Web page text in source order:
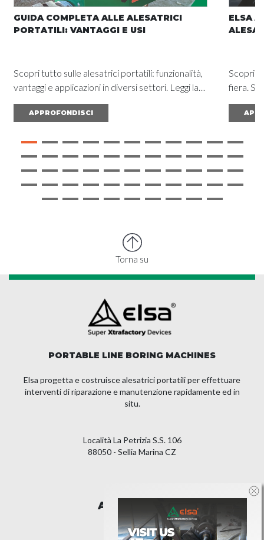
GUIDA COMPLETA ALLE ALESATRICI
PORTATILI: VANTAGGI E USI
Scopri tutto sulle alesatrici portatili: funzionalità,
vantaggi e applicazioni in diversi settori. Leggi la
APPROFONDISCI
ELSA
Scopri
fiera.
Torna su
PORTABLE LINE BORING MACHINES
Elsa progetta e costruisce alesatrici portatili per effettuare
interventi di riparazione e manutenzione rapidamente ed in
situ.
Località La Petrizia S.S. 106
88050 - Sellia Marina CZ
AZIENDA